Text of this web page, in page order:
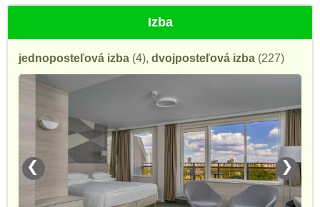
Izba
jednoposteľová izba (4), dvojposteľová izba (227)
❮ ❯